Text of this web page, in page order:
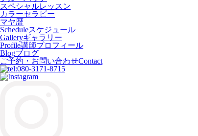
スペシャルレッスン
カラーセラピー
マヤ暦
Scheduleスケジュール
Galleryギャラリー
Profile講師プロフィール
Blogブログ
ご予約・お問い合わせContact